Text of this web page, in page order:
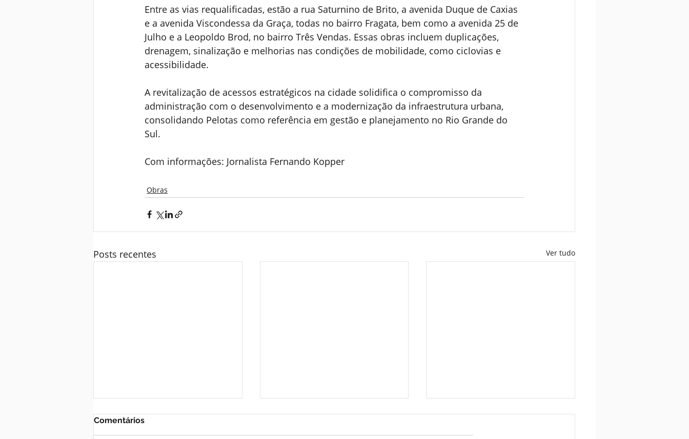
Entre as vias requalificadas, estão a rua Saturnino de Brito, a avenida Duque de Caxias
e a avenida Viscondessa da Graça, todas no bairro Fragata, bem como a avenida 25 de
Julho e a Leopoldo Brod, no bairro Três Vendas. Essas obras incluem duplicações,
drenagem, sinalização e melhorias nas condições de mobilidade, como ciclovias e
acessibilidade.
A revitalização de acessos estratégicos na cidade solidifica o compromisso da
administração com o desenvolvimento e a modernização da infraestrutura urbana,
consolidando Pelotas como referência em gestão e planejamento no Rio Grande do
Sul.
Com informações: Jornalista Fernando Kopper
Obras
Posts recentes Ver tudo
Comentários